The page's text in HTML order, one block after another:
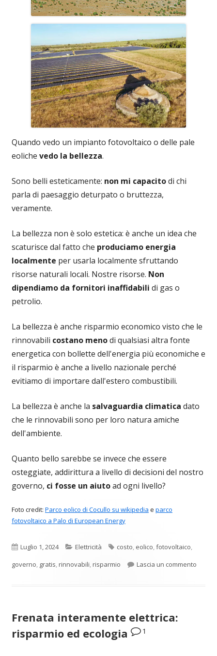
Quando vedo un impianto fotovoltaico o delle pale
eoliche vedo la bellezza.
Sono belli esteticamente: non mi capacitodi chi
parla di paesaggio deturpato o bruttezza,
veramente.
La bellezza non è solo estetica: è anche un idea che
scaturisce dal fatto che produciamo energia
localmente per usarla localmente sfruttando
risorse naturali locali. Nostre risorse. Non
dipendiamo da fornitori inaffidabili di gas o
petrolio.
La bellezza è anche risparmio economico visto che le
rinnovabili costano menodi qualsiasi altra fonte
energetica con bollette dell'energia più economiche e
il risparmio è anche a livello nazionale perché
evitiamo di importare dall'estero combustibili.
La bellezza è anche la salvaguardia climatica dato
che le rinnovabili sono per loro natura amiche
dell'ambiente.
Quanto bello sarebbe se invece che essere
osteggiate, addirittura a livello di decisioni del nostro
governo, ci fosse un aiutoad ogni livello?
Foto credit: Parco eolico di Cocullo su wikipedia e parco
fotovoltaico a Palo di European Energy
Pubblicato
Luglio 1, 2024 Categorie
Elettricità Tag
costo, eolico,fotovoltaico,
governo, gratis,rinnovabili,risparmio Lascia un commento
Frenata interamente elettrica:
risparmio ed ecologia
1